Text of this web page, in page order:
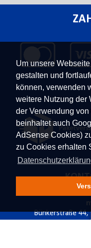
Um unsere
gestalten und
können, verwenden
weitere Nutzung der
der Verwendung
beinhaltet auch
AdSense Cookies)
zu Cookies erhalten
Bünkerstraße 44,